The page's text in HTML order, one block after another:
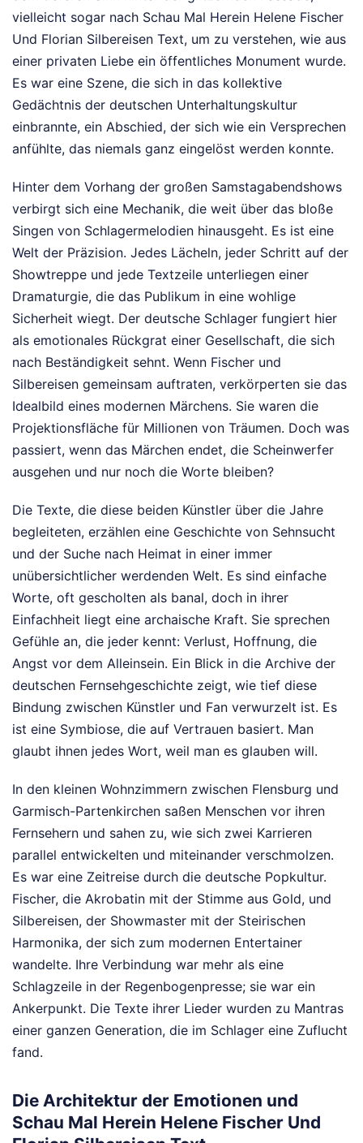
vielleicht sogar nach Schau Mal Herein Helene Fischer
Und Florian Silbereisen Text, um zu verstehen, wie aus
einer privaten Liebe ein öffentliches Monument wurde.
Es war eine Szene, die sich in das kollektive
Gedächtnis der deutschen Unterhaltungskultur
einbrannte, ein Abschied, der sich wie ein Versprechen
anfühlte, das niemals ganz eingelöst werden konnte.
Hinter dem Vorhang der großen Samstagabendshows
verbirgt sich eine Mechanik, die weit über das bloße
Singen von Schlagermelodien hinausgeht. Es ist eine
Welt der Präzision. Jedes Lächeln, jeder Schritt auf der
Showtreppe und jede Textzeile unterliegen einer
Dramaturgie, die das Publikum in eine wohlige
Sicherheit wiegt. Der deutsche Schlager fungiert hier
als emotionales Rückgrat einer Gesellschaft, die sich
nach Beständigkeit sehnt. Wenn Fischer und
Silbereisen gemeinsam auftraten, verkörperten sie das
Idealbild eines modernen Märchens. Sie waren die
Projektionsfläche für Millionen von Träumen. Doch was
passiert, wenn das Märchen endet, die Scheinwerfer
ausgehen und nur noch die Worte bleiben?
Die Texte, die diese beiden Künstler über die Jahre
begleiteten, erzählen eine Geschichte von Sehnsucht
und der Suche nach Heimat in einer immer
unübersichtlicher werdenden Welt. Es sind einfache
Worte, oft gescholten als banal, doch in ihrer
Einfachheit liegt eine archaische Kraft. Sie sprechen
Gefühle an, die jeder kennt: Verlust, Hoffnung, die
Angst vor dem Alleinsein. Ein Blick in die Archive der
deutschen Fernsehgeschichte zeigt, wie tief diese
Bindung zwischen Künstler und Fan verwurzelt ist. Es
ist eine Symbiose, die auf Vertrauen basiert. Man
glaubt ihnen jedes Wort, weil man es glauben will.
In den kleinen Wohnzimmern zwischen Flensburg und
Garmisch-Partenkirchen saßen Menschen vor ihren
Fernsehern und sahen zu, wie sich zwei Karrieren
parallel entwickelten und miteinander verschmolzen.
Es war eine Zeitreise durch die deutsche Popkultur.
Fischer, die Akrobatin mit der Stimme aus Gold, und
Silbereisen, der Showmaster mit der Steirischen
Harmonika, der sich zum modernen Entertainer
wandelte. Ihre Verbindung war mehr als eine
Schlagzeile in der Regenbogenpresse; sie war ein
Ankerpunkt. Die Texte ihrer Lieder wurden zu Mantras
einer ganzen Generation, die im Schlager eine Zuflucht
fand.
Die Architektur der Emotionen und
Schau Mal Herein Helene Fischer Und